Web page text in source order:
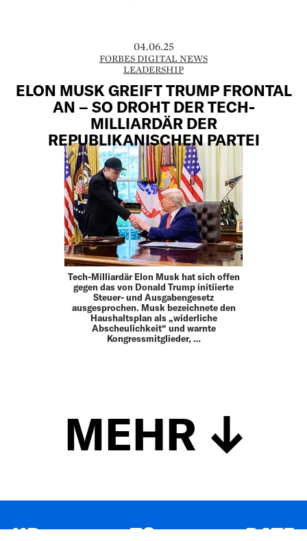
04.06.25
FORBES DIGITAL NEWS
LEADERSHIP
ELON MUSK GREIFT TRUMP FRONTAL
AN – SO DROHT DER TECH-
MILLIARDÄR DER
REPUBLIKANISCHEN PARTEI
Tech-Milliardär Elon Musk hat sich offen
gegen das von Donald Trump initiierte
Steuer- und Ausgabengesetz
ausgesprochen. Musk bezeichnete den
Haushaltsplan als „widerliche
Abscheulichkeit“ und warnte
Kongressmitglieder, …
MEHR